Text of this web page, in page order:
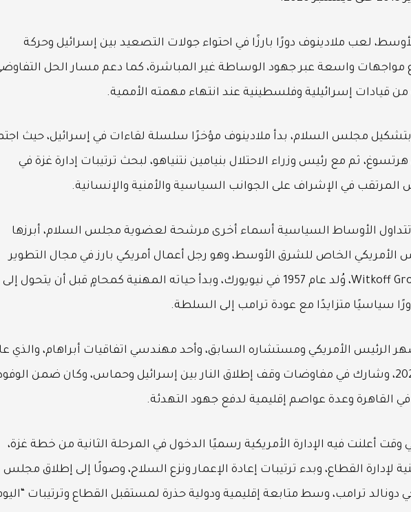
لعب ملادينوف دورًا بارزًا في احتواء جولات التصعيد بين إسرائيل وحركة
واسعة عبر جهود الوساطة غير المباشرة، كما دعم مسار الحل
قيادات إسرائيلية وفلسطينية عند انتهاء مهمته الأممية.
بتشكيل مجلس السلام، بدأ ملادينوف مؤخرًا سلسلة لقاءات في إسرائيل، حيث
ثم مع رئيس وزراء الاحتلال بنيامين نتنياهو، لبحث ترتيبات إدارة غزة في
المرتقب في الإشراف على الجوانب السياسية والأمنية والإنسانية.
تتداول الأوساط السياسية أسماء أخرى مرشحة لعضوية مجلس السلام، أبرزها
الخاص للشرق الأوسط، وهو رجل أعمال أمريكي بارز في مجال التطوير
العقاري، ومؤسس شركة Witkoff Group، وُلد عام 1957 في نيويورك، وبدأ حياته المهنية كمحامٍ قبل أن يتحول إلى
سياسيًا متزايدًا مع عودة ترامب إلى السلطة.
الرئيس الأمريكي ومستشاره السابق، وأحد مهندسي اتفاقيات أبراهام، والذي
إلى الواجهة السياسية عام 2025، وشارك في مفاوضات وقف إطلاق النار بين إسرائيل وحماس، وكان ضمن
في القاهرة وعدة عواصم إقليمية لدفع جهود التهدئة.
أعلنت فيه الإدارة الأمريكية رسميًا الدخول في المرحلة الثانية من خطة غزة،
القطاع، وبدء ترتيبات إعادة الإعمار ونزع السلاح، وصولًا إلى إطلاق مجلس
دونالد ترامب، وسط متابعة إقليمية ودولية حذرة لمستقبل القطاع وترتيبات